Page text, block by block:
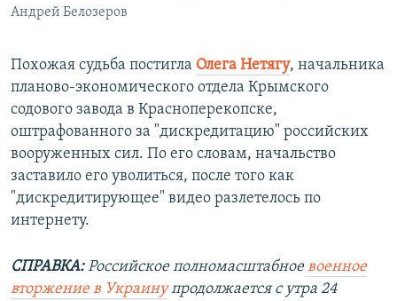
Андрей Белозеров
Похожая судьба постигла Олега Нетягу, начальника
планово-экономического отдела Крымского
содового завода в Красноперекопске,
оштрафованного за "дискредитацию" российских
вооруженных сил. По его словам, начальство
заставило его уволиться, после того как
"дискредитирующее" видео разлетелось по
интернету.
СПРАВКА:Российское полномасштабноевоенное
вторжение в Украинупродолжается с утра 24